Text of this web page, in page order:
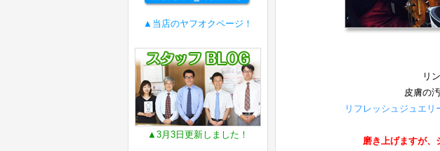
▲当店のヤフオクページ！
▲3月3日更新しました！
リ
皮膚の
リフレッシュジュエ
磨き上げますが、